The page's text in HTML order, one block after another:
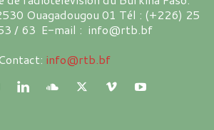
Ouagadougou 01 Tél : (+226) 25
/ 63 E-mail : info@rtb.bf
Contact: info@rtb.bf